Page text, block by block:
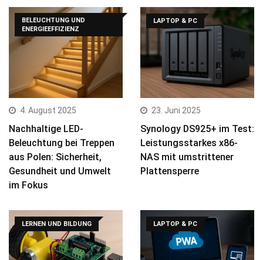
BELEUCHTUNG UND
ENERGIEEFFIZIENZ
4. August 2025
Nachhaltige LED-
Beleuchtung bei Treppen
aus Polen: Sicherheit,
Gesundheit und Umwelt
im Fokus
LAPTOP & PC
23. Juni 2025
Synology DS925+ im Test:
Leistungsstarkes x86-
NAS mit umstrittener
Plattensperre
LERNEN UND BILDUNG LAPTOP & PC